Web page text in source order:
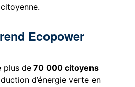
Ecopower
plus de70 000 citoyens
d’énergie verte en